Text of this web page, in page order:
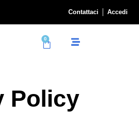
Contattaci Accedi
0
Policy